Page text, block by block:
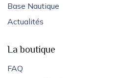
Base Nautique
Actualités
La boutique
FAQ